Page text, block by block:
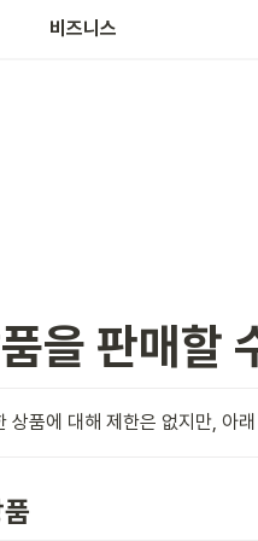
비즈니스
을 판매할
상품에 대해 제한은 없지만, 아